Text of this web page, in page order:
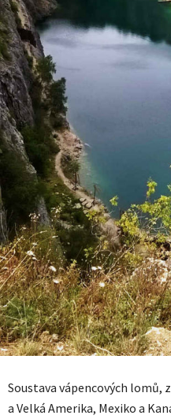
Soustava vápencových lomů,
a Velká Amerika, Mexiko a